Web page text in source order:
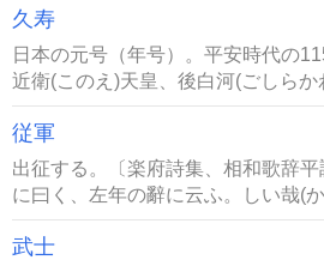
久寿
日本の元号（年号）。平安時代の
近衛(このえ)天皇、後白河(ごしらか
従軍
出征する。〔楽府詩集、相和歌辞
に曰く、左年の辭に云ふ。しい哉(
武士